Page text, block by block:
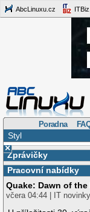
AbcLinuxu.cz
Poradna
Styl
×
Zprávičky
Pracovní nabídky
Quake: Dawn of the
včera 04:44 | IT novinky